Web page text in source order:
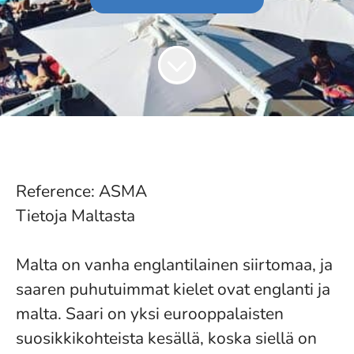
Reference: ASMA
Tietoja Maltasta
Malta on vanha englantilainen siirtomaa, ja
saaren puhutuimmat kielet ovat englanti ja
malta. Saari on yksi eurooppalaisten
suosikkikohteista kesällä, koska siellä on